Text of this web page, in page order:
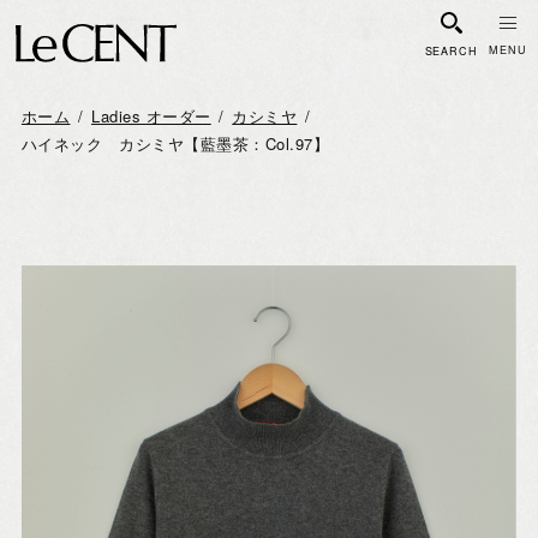
SEARCH
ホーム Ladies オーダー
カシミヤ
ハイネック カシミヤ【藍墨茶：Col.97】